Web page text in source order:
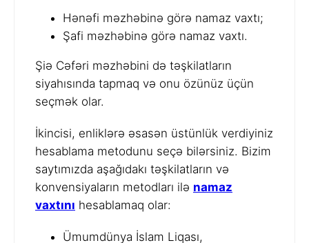
Hənəfi məzhəbinə görə namaz vaxtı;
Şafi məzhəbinə görə namaz vaxtı.
Şiə Cəfəri məzhəbini də təşkilatların
siyahısında tapmaq və onu özünüz üçün
seçmək olar.
İkincisi, enliklərə əsasən üstünlük verdiyiniz
hesablama metodunu seçə bilərsiniz. Bizim
saytımızda aşağıdakı təşkilatların və
konvensiyaların metodları ilə namaz
vaxtını hesablamaq olar:
Ümumdünya İslam Liqası,